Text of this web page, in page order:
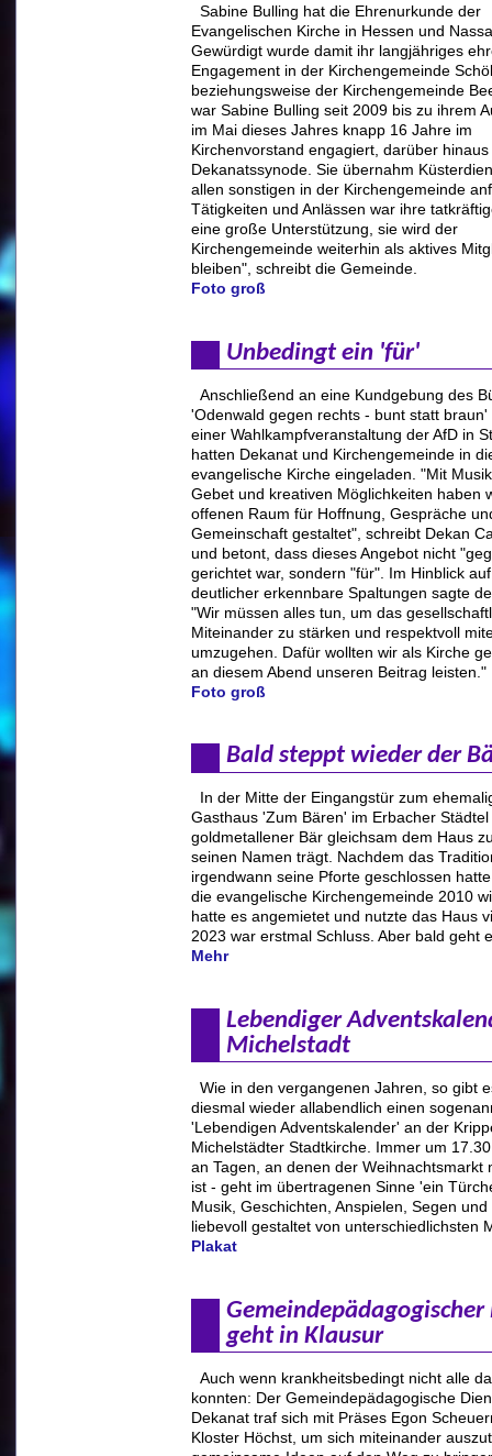
Sabine Bulling hat die Ehrenurkunde der
Evangelischen Kirche in Hessen und
Gewürdigt wurde damit ihr langjähriges
Engagement in der Kirchengemeinde
beziehungsweise der Kirchengemeinde
war Sabine Bulling seit 2009 bis zu ihrem
im Mai dieses Jahres knapp 16 Jahre im
Kirchenvorstand engagiert, darüber
Dekanatssynode. Sie übernahm
allen sonstigen in der Kirchengemeinde
Tätigkeiten und Anlässen war ihre
eine große Unterstützung, sie wird der
Kirchengemeinde weiterhin als aktives
bleiben", schreibt die Gemeinde.
Foto groß
Unbedingt ein 'für'
Anschließend an eine Kundgebung des
'Odenwald gegen rechts - bunt statt braun'
einer Wahlkampfveranstaltung der AfD in
hatten Dekanat und Kirchengemeinde in
evangelische Kirche eingeladen. "Mit
Gebet und kreativen Möglichkeiten haben
offenen Raum für Hoffnung, Gespräche
Gemeinschaft gestaltet", schreibt Dekan
und betont, dass dieses Angebot nicht
gerichtet war, sondern "für". Im Hinblick
deutlicher erkennbare Spaltungen sagte
"Wir müssen alles tun, um das
Miteinander zu stärken und respektvoll
umzugehen. Dafür wollten wir als Kirche
an diesem Abend unseren Beitrag leisten."
Foto groß
Bald steppt wieder der
In der Mitte der Eingangstür zum
Gasthaus 'Zum Bären' im Erbacher
goldmetallener Bär gleichsam dem Haus
seinen Namen trägt. Nachdem das
irgendwann seine Pforte geschlossen
die evangelische Kirchengemeinde 2010
hatte es angemietet und nutzte das Haus
2023 war erstmal Schluss. Aber bald geht
Mehr
Lebendiger
Michelstadt
Wie in den vergangenen Jahren, so gibt
diesmal wieder allabendlich einen
'Lebendigen Adventskalender' an der
Michelstädter Stadtkirche. Immer um
an Tagen, an denen der Weihnachtsmarkt
ist - geht im übertragenen Sinne 'ein
Musik, Geschichten, Anspielen, Segen
liebevoll gestaltet von unterschiedlichsten
Plakat
Gemeindepädagogischer
geht in Klausur
Auch wenn krankheitsbedingt nicht alle
konnten: Der Gemeindepädagogische
Dekanat traf sich mit Präses Egon
Kloster Höchst, um sich miteinander